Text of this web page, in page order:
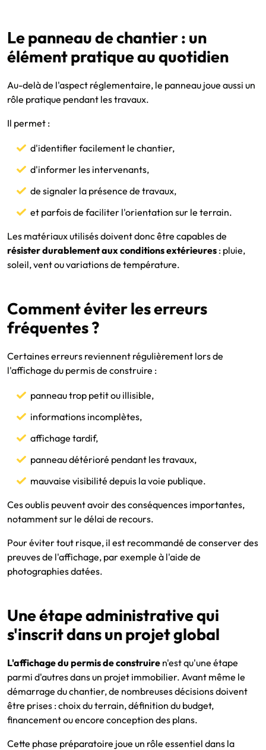
Le panneau de chantier : un
élément pratique au quotidien
Au-delà de l'aspect réglementaire, le panneau joue aussi un
rôle pratique pendant les travaux.
Il permet :
d'identifier facilement le chantier,
d'informer les intervenants,
de signaler la présence de travaux,
et parfois de faciliter l'orientation sur le terrain.
Les matériaux utilisés doivent donc être capables de
résister durablement aux conditions extérieures : pluie,
soleil, vent ou variations de température.
Comment éviter les erreurs
fréquentes ?
Certaines erreurs reviennent régulièrement lors de
l'affichage du permis de construire :
panneau trop petit ou illisible,
informations incomplètes,
affichage tardif,
panneau détérioré pendant les travaux,
mauvaise visibilité depuis la voie publique.
Ces oublis peuvent avoir des conséquences importantes,
notamment sur le délai de recours.
Pour éviter tout risque, il est recommandé de conserver des
preuves de l'affichage, par exemple à l'aide de
photographies datées.
Une étape administrative qui
s'inscrit dans un projet global
L'affichage du permis de construire n'est qu'une étape
parmi d'autres dans un projet immobilier. Avant même le
démarrage du chantier, de nombreuses décisions doivent
être prises : choix du terrain, définition du budget,
financement ou encore conception des plans.
Cette phase préparatoire joue un rôle essentiel dans la